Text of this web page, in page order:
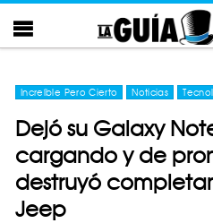
Increíble Pero Cierto Noticias
Dejó su Galaxy
cargando y de
destruyó
Jeep